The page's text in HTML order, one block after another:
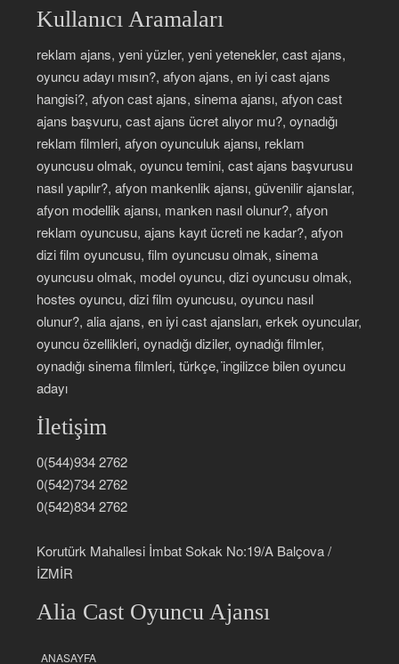
Kullanıcı Aramaları
reklam ajans, yeni yüzler, yeni yetenekler, cast ajans,
oyuncu adayı mısın?, afyon ajans, en iyi cast ajans
hangisi?, afyon cast ajans, sinema ajansı, afyon cast
ajans başvuru, cast ajans ücret alıyor mu?, oynadığı
reklam filmleri, afyon oyunculuk ajansı, reklam
oyuncusu olmak, oyuncu temini, cast ajans başvurusu
nasıl yapılır?, afyon mankenlik ajansı, güvenilir ajanslar,
afyon modellik ajansı, manken nasıl olunur?, afyon
reklam oyuncusu, ajans kayıt ücreti ne kadar?, afyon
dizi film oyuncusu, film oyuncusu olmak, sinema
oyuncusu olmak, model oyuncu, dizi oyuncusu olmak,
hostes oyuncu, dizi film oyuncusu, oyuncu nasıl
olunur?, alia ajans, en iyi cast ajansları, erkek oyuncular,
oyuncu özellikleri, oynadığı diziler, oynadığı filmler,
oynadığı sinema filmleri, türkçe, i̇ngilizce bilen oyuncu
adayı
İletişim
0(544)934 2762
0(542)734 2762
0(542)834 2762
Korutürk Mahallesi İmbat Sokak No:19/A Balçova /
İZMİR
Alia Cast Oyuncu Ajansı
ANASAYFA